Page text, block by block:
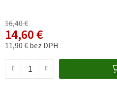
16,40 €
14,60 €
11,90 € bez DPH